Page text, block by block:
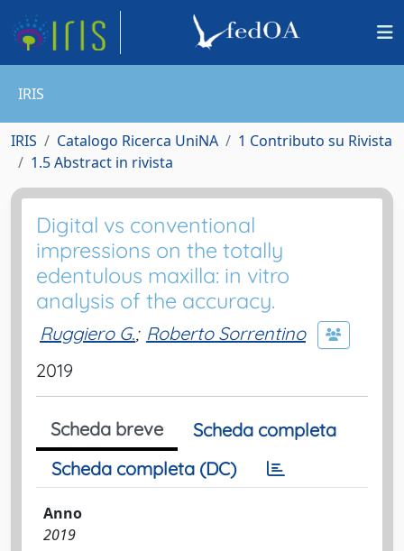
IRIS
IRIS Catalogo Ricerca UniNA
1 Contributo su Rivista
1.5 Abstract in rivista
Digital vs conventional
impressions on the totally
edentulous maxilla: in vitro
analysis of the accuracy.
Ruggiero G.; Roberto Sorrentino
2019
Scheda breve
Scheda completa
Scheda completa (DC)
Anno
2019